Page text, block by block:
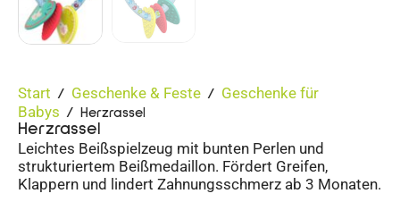
Start / Geschenke & Feste / Geschenke für
Babys / Herzrassel
Herzrassel
Leichtes Beißspielzeug mit bunten Perlen und
strukturiertem Beißmedaillon. Fördert Greifen,
Klappern und lindert Zahnungsschmerz ab 3 Monaten.